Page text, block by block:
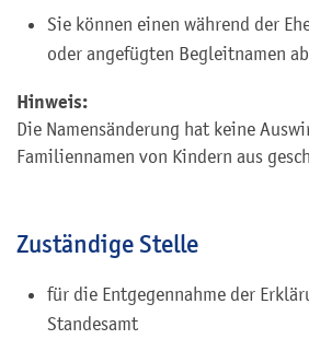
Sie können einen während der
oder angefügten Begleitnamen
Hinweis:
Die Namensänderung hat keine
Familiennamen von Kindern aus
Zuständige Stelle
für die Entgegennahme der
Standesamt